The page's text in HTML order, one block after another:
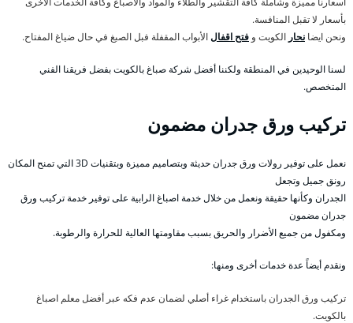
بأسعار لا تقبل المنافسة.
ونحن ايضا نحار الكويت و فتح اقفالالأبواب المقفلة فبل الصبغ في حال ضياغ المفتاح.
لسنا الوحيدين في المنطقة ولكننا أفضل شركة صباغ بالكويت بفضل فريقنا الفني
المتخصص.
تركيب ورق جدران مضمون
نعمل على توفير رولات ورق جدران حديثة وبتصاميم مميزة وبتقنيات 3D التي تمنح المكان
رونق جميل وتجعل
الجدران وكأنها حقيقة ونعمل من خلال خدمة اصباغ الرابية على توفير خدمة تركيب ورق
جدران مضمون
ومكفول من جميع الأضرار والحريق بسبب مقاومتها العالية للحرارة والرطوبة.
ونقدم أيضاً عدة خدمات أخرى ومنها:
تركيب ورق الجدران باستخدام غراء أصلي لضمان عدم فكه عبر أفضل معلم اصباغ
بالكويت.